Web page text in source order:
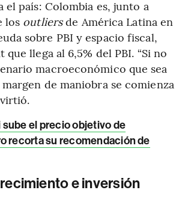
país: Colombia es, junto a
los outliersde América Latina en
sobre PBI y espacio fiscal,
llega al 6,5% del PBI. “Si no
macroeconómico que sea
de maniobra se comienza
sube el precio objetivo de
recorta su recomendación de
e inversión